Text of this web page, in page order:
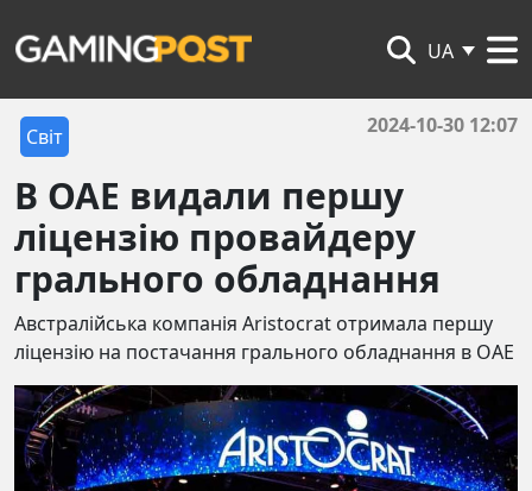
UA
Світ 2024-10-30 12:07
В ОАЕ видали першу
ліцензію провайдеру
грального обладнання
Австралійська компанія Aristocrat отримала першу
ліцензію на постачання грального обладнання в ОАЕ